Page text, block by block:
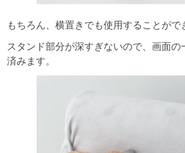
もちろん、横置きでも使用することがで
スタンド部分が深すぎないので、画面
済みます。